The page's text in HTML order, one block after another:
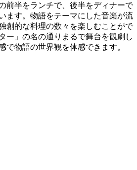
前半をランチで、後半をディナーで
ます。物語をテーマにした音楽が流
創的な料理の数々を楽しむことがで
ー」の名の通りまるで舞台を観劇し
で物語の世界観を体感できます。